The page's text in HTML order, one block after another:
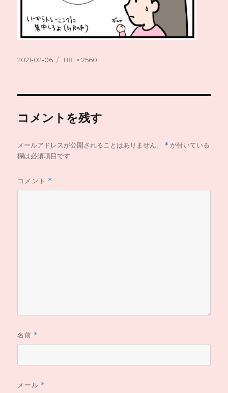
投
2021-02-06
フ
881 × 2560
コメントを残す
メールアドレスが公開されることはありません。 * が付いている
欄は必須項目です
コメント *
名前 *
メール *